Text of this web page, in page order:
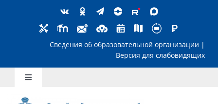
Сведения об образовательной
Toggle